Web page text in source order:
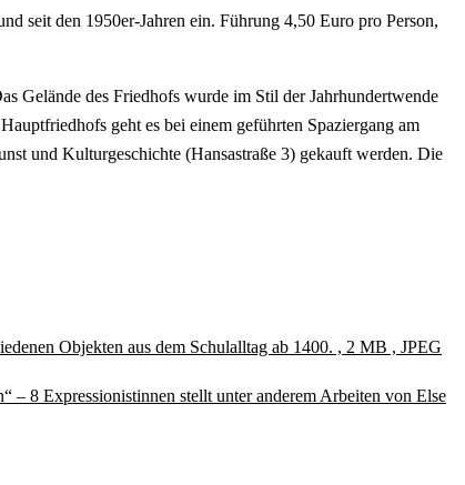
seit den 1950er-Jahren ein. Führung 4,50 Euro pro Person,
Gelände des Friedhofs wurde im Stil der Jahrhundertwende
geht es bei einem geführten Spaziergang am
und Kulturgeschichte (Hansastraße 3) gekauft werden. Die
Objekten aus dem Schulalltag ab 1400. , 2 MB , JPEG
– 8 Expressionistinnen stellt unter anderem Arbeiten von Else